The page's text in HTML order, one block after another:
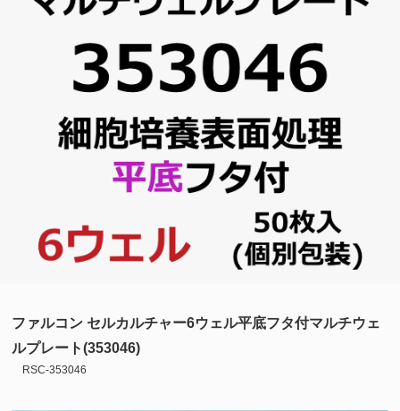
ファルコン セルカルチャー6ウェル平底フタ付マルチウェ
ルプレート(353046)
RSC-353046